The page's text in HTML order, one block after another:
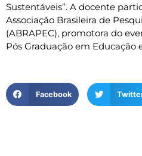
Sustentáveis”. A docente
Associação Brasileira de
(ABRAPEC), promotora do
Pós Graduação em Educação
Facebook